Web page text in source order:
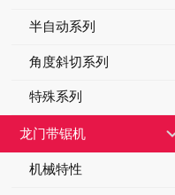
半自动系列
角度斜切系列
特殊系列
龙门带锯机
机械特性